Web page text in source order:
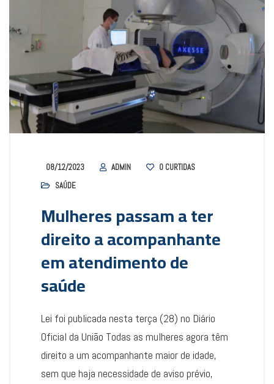
08/12/2023 ADMIN 0 CURTIDAS
SAÚDE
Mulheres passam a ter
direito a acompanhante
em atendimento de
saúde
Lei foi publicada nesta terça (28) no Diário
Oficial da União Todas as mulheres agora têm
direito a um acompanhante maior de idade,
sem que haja necessidade de aviso prévio,